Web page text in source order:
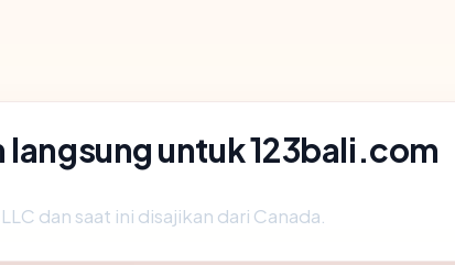
untuk 123bali.com
dan saat ini disajikan dari Canada.